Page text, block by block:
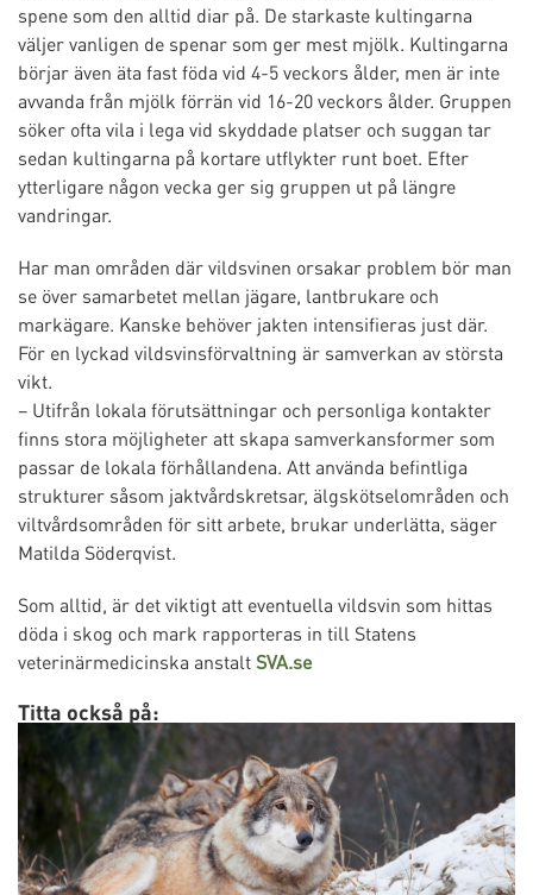
spene som den alltid diar på. De starkaste kultingarna
väljer vanligen de spenar som ger mest mjölk. Kultingarna
börjar även äta fast föda vid 4-5 veckors ålder, men är inte
avvanda från mjölk förrän vid 16-20 veckors ålder. Gruppen
söker ofta vila i lega vid skyddade platser och suggan tar
sedan kultingarna på kortare utflykter runt boet. Efter
ytterligare någon vecka ger sig gruppen ut på längre
vandringar.
Har man områden där vildsvinen orsakar problem bör man
se över samarbetet mellan jägare, lantbrukare och
markägare. Kanske behöver jakten intensifieras just där.
För en lyckad vildsvinsförvaltning är samverkan av största
vikt.
– Utifrån lokala förutsättningar och personliga kontakter
finns stora möjligheter att skapa samverkansformer som
passar de lokala förhållandena. Att använda befintliga
strukturer såsom jaktvårdskretsar, älgskötselområden och
viltvårdsområden för sitt arbete, brukar underlätta, säger
Matilda Söderqvist.
Som alltid, är det viktigt att eventuella vildsvin som hittas
döda i skog och mark rapporteras in till Statens
veterinärmedicinska anstaltSVA.se
Titta också på: